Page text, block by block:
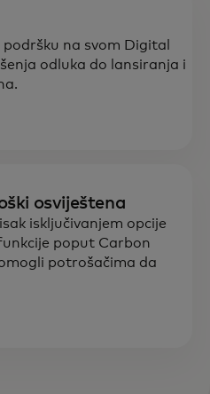
na svom Digital
odluka do lansiranja i
osviještena
isključivanjem opcije
poput Carbon
potrošačima da